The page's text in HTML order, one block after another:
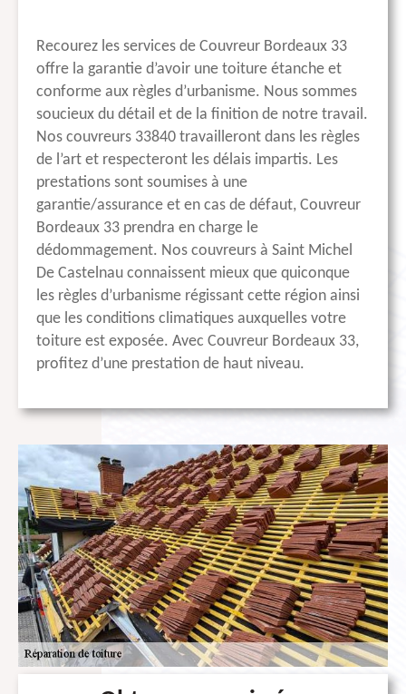
Recourez les services de Couvreur Bordeaux 33
offre la garantie d’avoir une toiture étanche et
conforme aux règles d’urbanisme. Nous sommes
soucieux du détail et de la finition de notre travail.
Nos couvreurs 33840 travailleront dans les règles
de l’art et respecteront les délais impartis. Les
prestations sont soumises à une
garantie/assurance et en cas de défaut, Couvreur
Bordeaux 33 prendra en charge le
dédommagement. Nos couvreurs à Saint Michel
De Castelnau connaissent mieux que quiconque
les règles d’urbanisme régissant cette région ainsi
que les conditions climatiques auxquelles votre
toiture est exposée. Avec Couvreur Bordeaux 33,
profitez d’une prestation de haut niveau.